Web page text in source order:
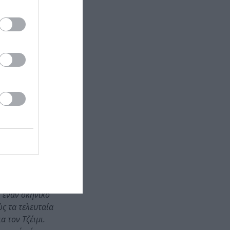
και
πάνω από
τα
Years
στην
σκηνή και
σκηνικό
τα τελευταία
τον Τζέιμι.